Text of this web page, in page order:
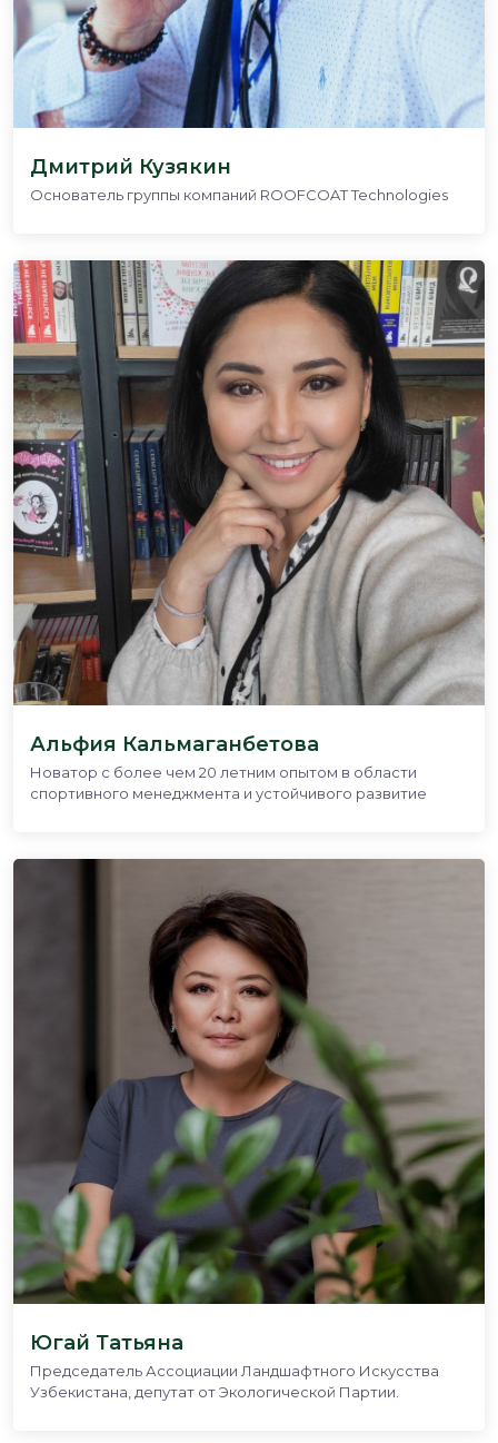
Дмитрий Кузякин
Основатель группы компаний ROOFCOAT Technologies
Альфия Кальмаганбетова
Новатор с более чем 20 летним опытом в области
спортивного менеджмента и устойчивого развитие
Югай Татьяна
Председатель Ассоциации Ландшафтного Искусства
Узбекистана, депутат от Экологической Партии.